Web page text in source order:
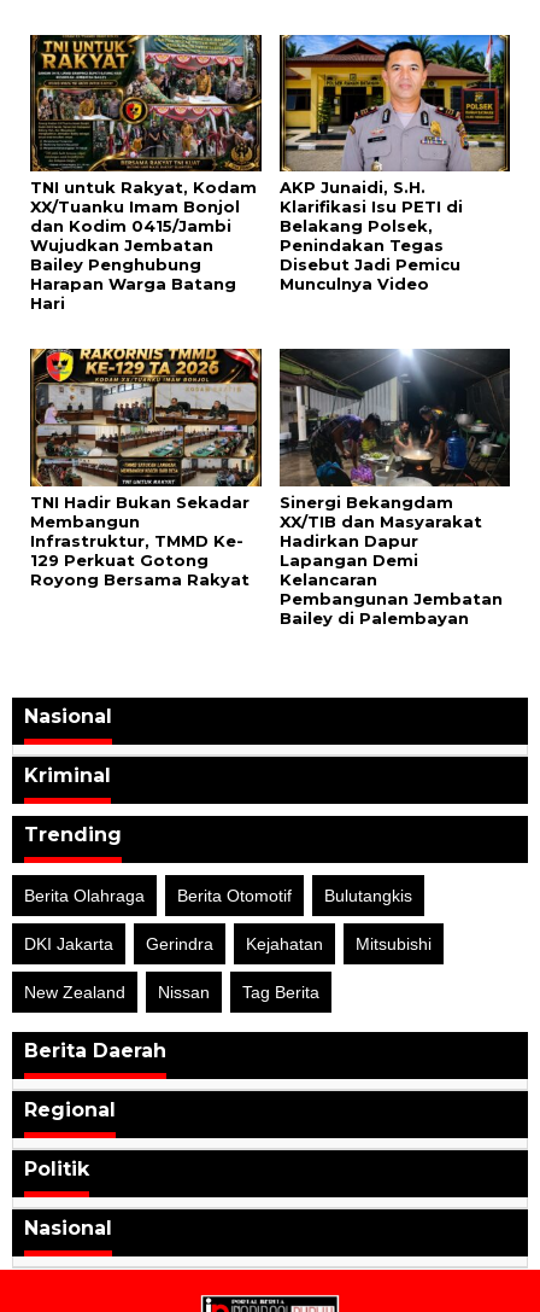
TNI untuk Rakyat, Kodam
XX/Tuanku Imam Bonjol
dan Kodim 0415/Jambi
Wujudkan Jembatan
Bailey Penghubung
Harapan Warga Batang
Hari
AKP Junaidi, S.H.
Klarifikasi Isu PETI di
Belakang Polsek,
Penindakan Tegas
Disebut Jadi Pemicu
Munculnya Video
TNI Hadir Bukan Sekadar
Membangun
Infrastruktur, TMMD Ke-
129 Perkuat Gotong
Royong Bersama Rakyat
Sinergi Bekangdam
XX/TIB dan Masyarakat
Hadirkan Dapur
Lapangan Demi
Kelancaran
Pembangunan Jembatan
Bailey di Palembayan
Nasional
Kriminal
Trending
Berita Olahraga Berita Otomotif Bulutangkis
DKI Jakarta Gerindra Kejahatan Mitsubishi
New Zealand Nissan Tag Berita
Berita Daerah
Regional
Politik
Nasional